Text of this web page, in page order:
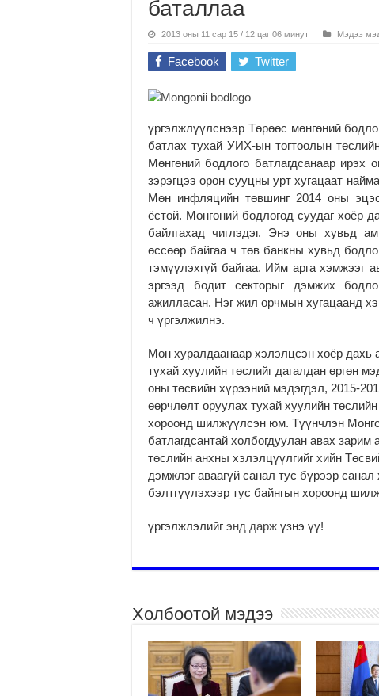
баталлаа
2013 оны 11 сар 15 / 12 цаг 06 минут Мэдээ
Facebook Twitter
үргэлжлүүлснээр Төрөөс мөнгөний
батлах тухай УИХ-ын тогтоолын
Мөнгөний бодлого батлагдсанаар ирэх
зэрэгцээ орон сууцны урт хугацаат
Мөн инфляцийн төвшинг 2014 оны
ёстой. Мөнгөний бодлогод суудаг хоёр
байлгахад чиглэдэг. Энэ оны хувьд
өссөөр байгаа ч төв банкны хувьд
тэмүүлэхгүй байгаа. Ийм арга хэмжээг
эргээд бодит секторыг дэмжих
ажилласан. Нэг жил орчмын хугацаанд
ч үргэлжилнэ.
Мөн хуралдаанаар хэлэлцсэн хоёр
тухай хуулийн төслийг дагалдан өргөн
оны төсвийн хүрээний мэдэгдэл, 2015-
өөрчлөлт оруулах тухай хуулийн
хороонд шилжүүлсэн юм. Түүнчлэн
батлагдсантай холбогдуулан авах
төслийн анхны хэлэлцүүлгийг хийн
дэмжлэг аваагүй санал тус бүрээр
бэлтгүүлэхээр тус байнгын хороонд
үргэлжлэлийг энд дарж үзнэ үү!
Холбоотой мэдээ